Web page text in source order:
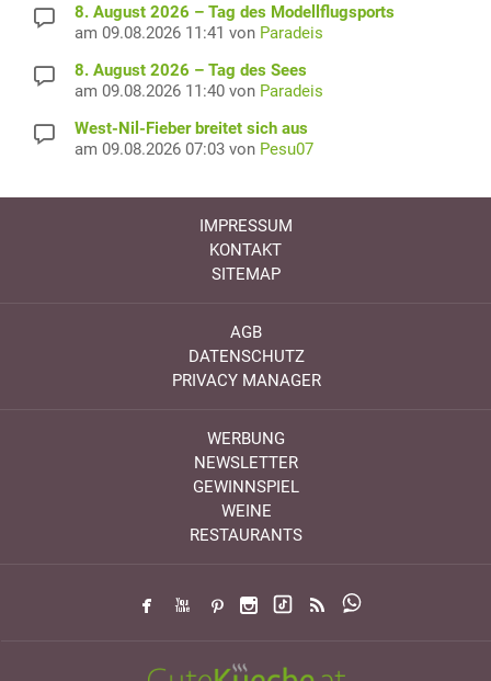
8. August 2026 – Tag des Modellflugsports
am 09.08.2026 11:41 von Paradeis
8. August 2026 – Tag des Sees
am 09.08.2026 11:40 von Paradeis
West-Nil-Fieber breitet sich aus
am 09.08.2026 07:03 von Pesu07
IMPRESSUM
KONTAKT
SITEMAP
AGB
DATENSCHUTZ
PRIVACY MANAGER
WERBUNG
NEWSLETTER
GEWINNSPIEL
WEINE
RESTAURANTS